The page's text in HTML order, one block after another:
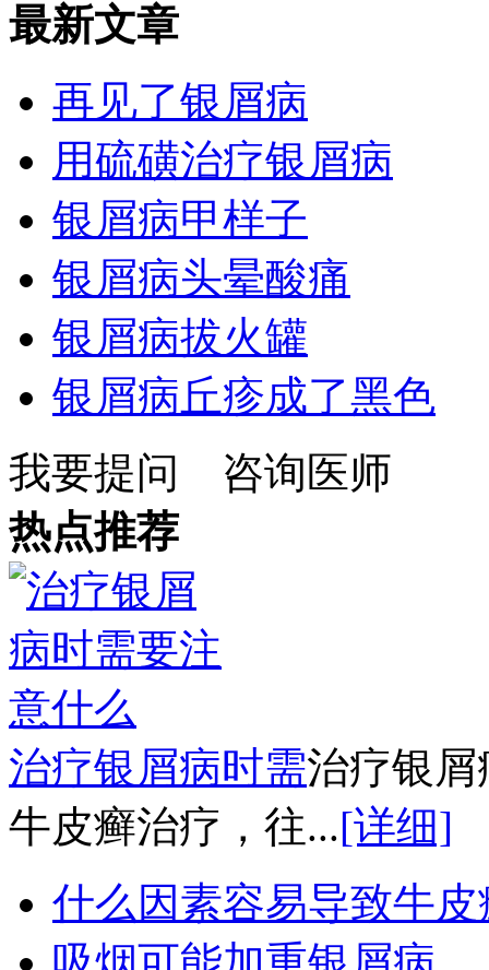
最新文章
再见了银屑病
用硫磺治疗银屑病
银屑病甲样子
银屑病头晕酸痛
银屑病拔火罐
银屑病丘疹成了黑色
我要提问
咨询医师
热点推荐
治疗银屑病时需治疗银
牛皮癣治疗，往...[详细]
什么因素容易导致牛皮